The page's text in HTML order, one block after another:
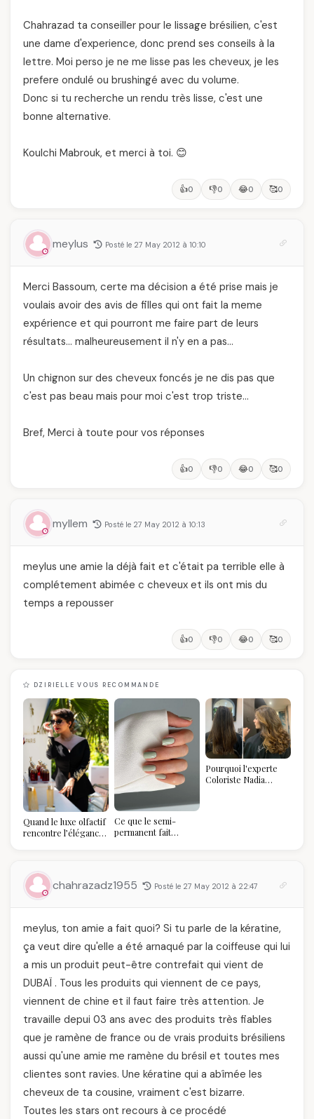
Chahrazad ta conseiller pour le lissage brésilien, c'est
une dame d'experience, donc prend ses conseils à la
lettre. Moi perso je ne me lisse pas les cheveux, je les
prefere ondulé ou brushingé avec du volume.
Donc si tu recherche un rendu très lisse, c'est une
bonne alternative.
Koulchi Mabrouk, et merci à toi. 😊
👍0 👎0 😂0 🥰0
meylus Posté le 27 May 2012 à 10:10
Merci Bassoum, certe ma décision a été prise mais je
voulais avoir des avis de filles qui ont fait la meme
expérience et qui pourront me faire part de leurs
résultats… malheureusement il n'y en a pas…
Un chignon sur des cheveux foncés je ne dis pas que
c'est pas beau mais pour moi c'est trop triste…
Bref, Merci à toute pour vos réponses
👍0 👎0 😂0 🥰0
myllem Posté le 27 May 2012 à 10:13
meylus une amie la déjà fait et c'était pa terrible elle à
complétement abimée c cheveux et ils ont mis du
temps a repousser
👍0 👎0 😂0 🥰0
DZIRIELLE VOUS RECOMMANDE
Quand le luxe olfactif
rencontre l’élégance
temps
Ce que le semi-
permanent fait
Pourquoi l'experte
Coloriste Nadia
chahrazadz1955 Posté le 27 May 2012 à 22:47
meylus, ton amie a fait quoi? Si tu parle de la kératine,
ça veut dire qu'elle a été arnaqué par la coiffeuse qui lui
a mis un produit peut-être contrefait qui vient de
DUBAÏ . Tous les produits qui viennent de ce pays,
viennent de chine et il faut faire très attention. Je
travaille depui 03 ans avec des produits très fiables
que je ramène de france ou de vrais produits brésiliens
aussi qu'une amie me ramène du brésil et toutes mes
clientes sont ravies. Une kératine qui a abîmée les
cheveux de ta cousine, vraiment c'est bizarre.
Toutes les stars ont recours à ce procédé